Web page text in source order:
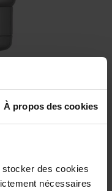
À propos des cookies
des cookies
nécessaires
le moment